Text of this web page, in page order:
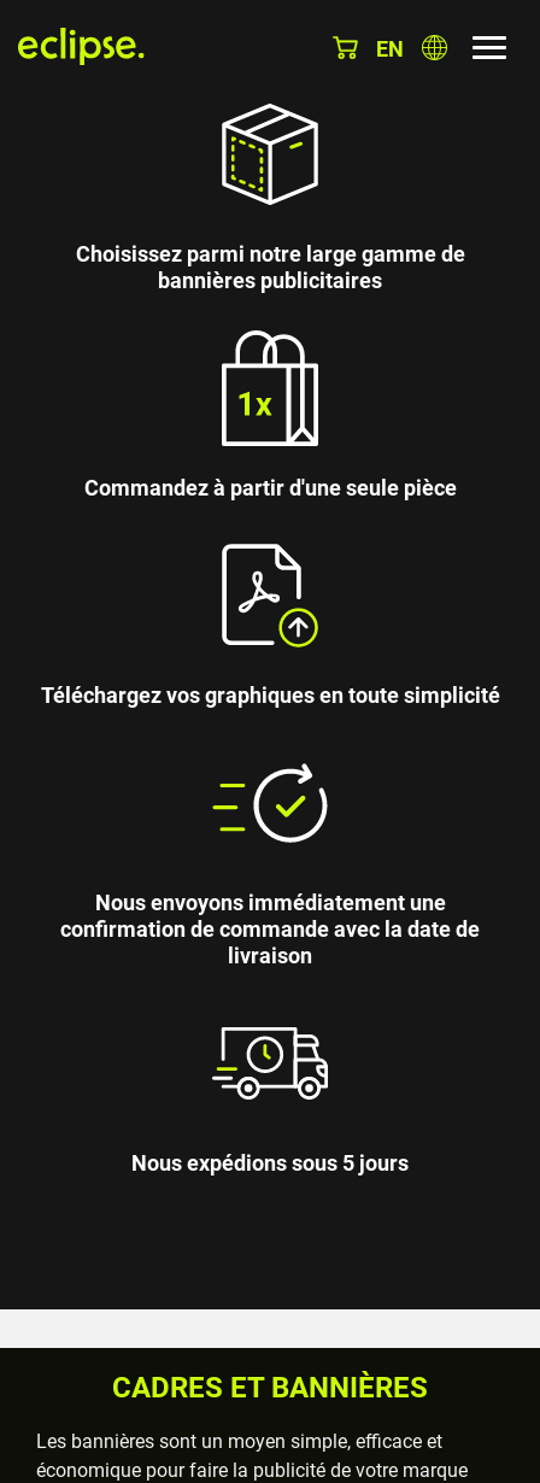
EN
Choisissez parmi notre large gamme de
bannières publicitaires
Commandez à partir d'une seule pièce
Téléchargez vos graphiques en toute simplicité
Nous envoyons immédiatement une
confirmation de commande avec la date de
livraison
Nous expédions sous 5 jours
CADRES ET BANNIÈRES
Les bannières sont un moyen simple, efficace et
économique pour faire la publicité de votre marque